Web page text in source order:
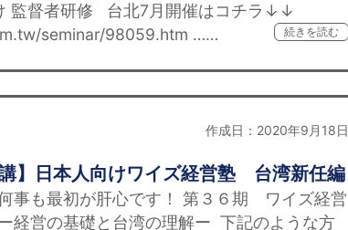
監督者研修 台北7月開催はコチラ↓↓
seminar/98059.htm ……
続きを読む
作成日：2020年9月18日
講】日本人向けワイズ経営塾 台湾新任編
事も最初が肝心です！ 第３６期 ワイズ経営
営の基礎と台湾の理解ー 下記のような方